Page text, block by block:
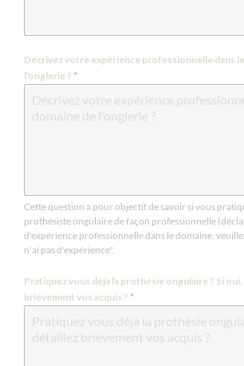
Décrivez votre expérience professionnelle dans
l'onglerie ? *
Cette question a pour objectif de savoir si vous
prothésiste ongulaire de façon professionnelle
d'expérience professionnelle dans le domaine,
n'ai pas d'expérience".
Pratiquez vous déjà la prothésie ongulaire ? Si
brièvement vos acquis ? *